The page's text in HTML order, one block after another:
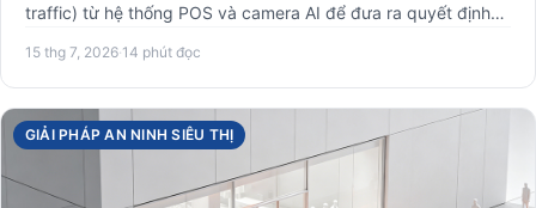
traffic) từ hệ thống POS và camera AI để đưa ra quyết định
15 thg 7, 2026·14 phút đọc
GIẢI PHÁP AN NINH SIÊU THỊ